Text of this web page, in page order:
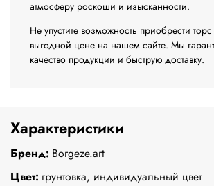
атмосферу роскоши и изысканности.
Не упустите возможность приобрести
выгодной цене на нашем сайте. Мы
качество продукции и быструю доставку.
Характеристики
Бренд: Borgeze.art
Цвет:
грунтовка, индивидуальный цвет